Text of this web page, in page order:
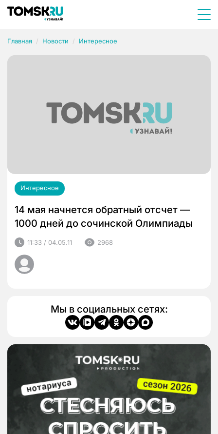
Главная Новости Интересное
Интересное
14 мая начнется обратный отсчет —
1000 дней до сочинской Олимпиады
11:33 / 04.05.11 2968
Мы в социальных сетях: